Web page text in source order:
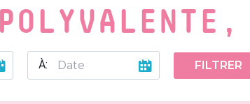
À: FILTRER